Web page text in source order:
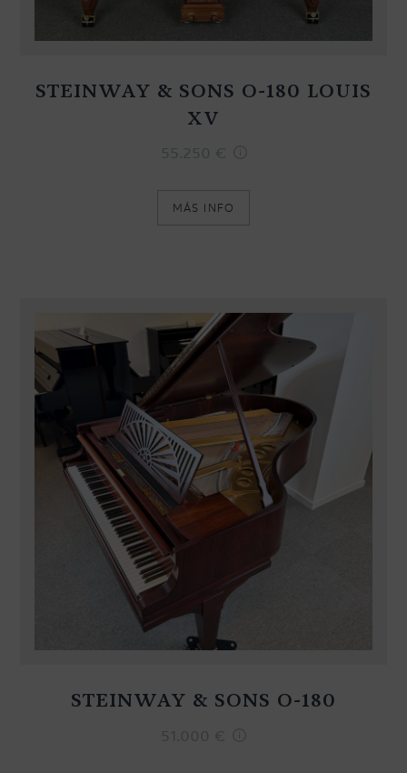
STEINWAY & SONS O-180 LOUIS
XV
55.250 €
MÁS INFO
STEINWAY & SONS O-180
51.000 €